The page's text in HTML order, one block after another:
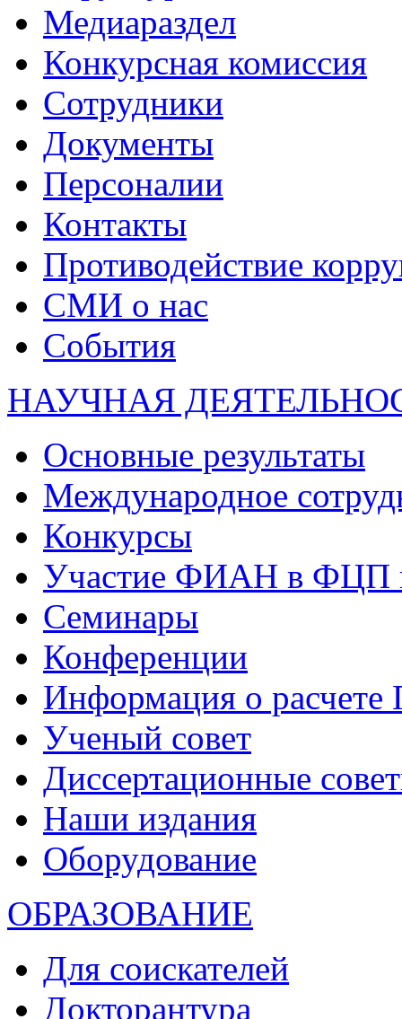
Медиараздел
Конкурсная комиссия
Сотрудники
Документы
Персоналии
Контакты
Противодействие
СМИ о нас
События
НАУЧНАЯ
Основные результаты
Международное
Конкурсы
Участие ФИАН в ФЦП
Семинары
Конференции
Информация о
Ученый совет
Диссертационные
Наши издания
Оборудование
ОБРАЗОВАНИЕ
Для соискателей
Докторантура